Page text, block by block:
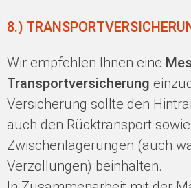
8.)
Wir empfehlen Ihnen eine
Transportversicherung
Versicherung sollte den
auch den Rücktransport
Zwischenlagerungen (auch
Verzollungen) beinhalten.